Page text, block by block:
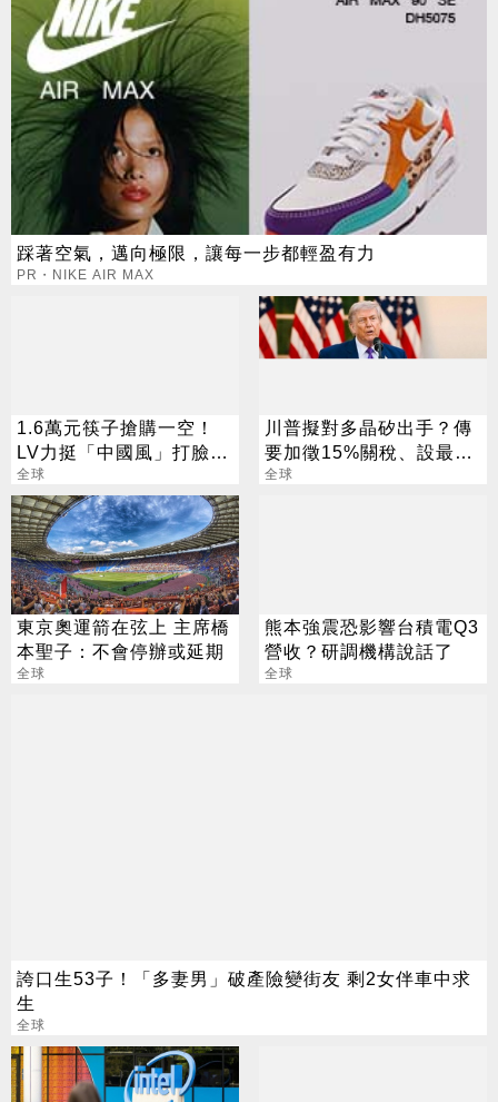
踩著空氣，邁向極限，讓每一步都輕盈有力
PR・NIKE AIR MAX
1.6萬元筷子搶購一空！
LV力挺「中國風」打臉
D&G
全球
川普擬對多晶矽出手？傳
要加徵15%關稅、設最低
進口價
全球
東京奧運箭在弦上 主席橋
本聖子：不會停辦或延期
全球
熊本強震恐影響台積電Q3
營收？研調機構說話了
全球
誇口生53子！「多妻男」破產險變街友 剩2女伴車中求
生
全球